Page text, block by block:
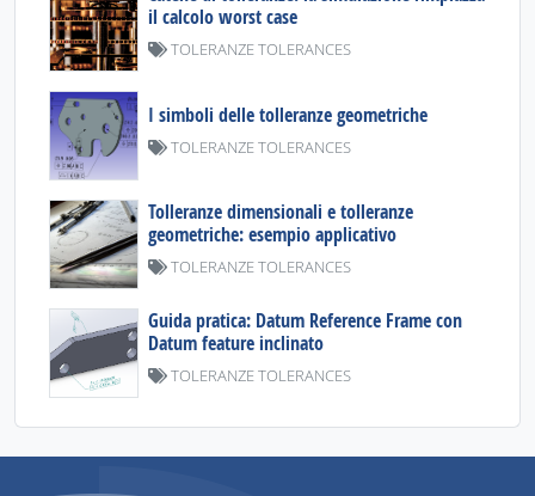
il calcolo worst case
TOLERANZE TOLERANCES
I simboli delle tolleranze geometriche
TOLERANZE TOLERANCES
Tolleranze dimensionali e tolleranze
geometriche: esempio applicativo
TOLERANZE TOLERANCES
Guida pratica: Datum Reference Frame con
Datum feature inclinato
TOLERANZE TOLERANCES